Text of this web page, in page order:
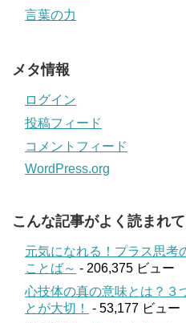
言葉の力
メタ情報
ログイン
投稿フィード
コメントフィード
WordPress.org
こんな記事がよく読まれて
元気になれる！プラス思考
ことば～ - 206,375 ビュー
心技体の真の意味とは？３
とが大切！
- 53,177 ビュー